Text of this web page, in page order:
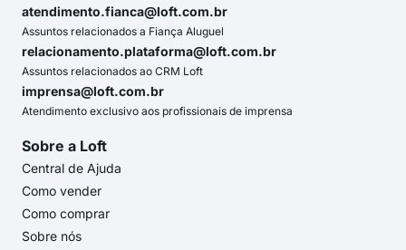
atendimento.fianca@loft.com.br
Assuntos relacionados a Fiança Aluguel
relacionamento.plataforma@loft.com.br
Assuntos relacionados ao CRM Loft
imprensa@loft.com.br
Atendimento exclusivo aos profissionais de imprensa
Sobre a Loft
Central de Ajuda
Como vender
Como comprar
Sobre nós